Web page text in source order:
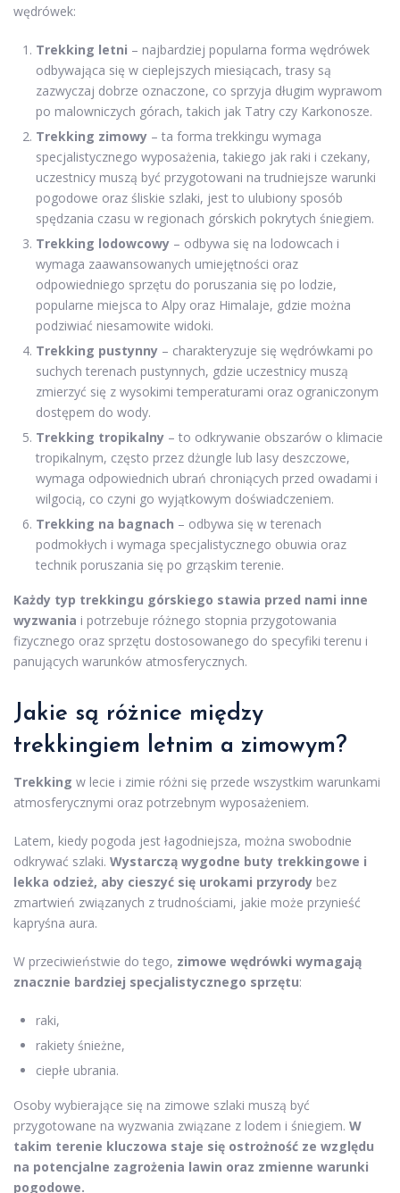
wędrówek:
Trekking letni – najbardziej popularna forma wędrówek
odbywająca się w cieplejszych miesiącach, trasy są
zazwyczaj dobrze oznaczone, co sprzyja długim wyprawom
po malowniczych górach, takich jak Tatry czy Karkonosze.
Trekking zimowy – ta forma trekkingu wymaga
specjalistycznego wyposażenia, takiego jak raki i czekany,
uczestnicy muszą być przygotowani na trudniejsze warunki
pogodowe oraz śliskie szlaki, jest to ulubiony sposób
spędzania czasu w regionach górskich pokrytych śniegiem.
Trekking lodowcowy – odbywa się na lodowcach i
wymaga zaawansowanych umiejętności oraz
odpowiedniego sprzętu do poruszania się po lodzie,
popularne miejsca to Alpy oraz Himalaje, gdzie można
podziwiać niesamowite widoki.
Trekking pustynny – charakteryzuje się wędrówkami po
suchych terenach pustynnych, gdzie uczestnicy muszą
zmierzyć się z wysokimi temperaturami oraz ograniczonym
dostępem do wody.
Trekking tropikalny – to odkrywanie obszarów o klimacie
tropikalnym, często przez dżungle lub lasy deszczowe,
wymaga odpowiednich ubrań chroniących przed owadami i
wilgocią, co czyni go wyjątkowym doświadczeniem.
Trekking na bagnach – odbywa się w terenach
podmokłych i wymaga specjalistycznego obuwia oraz
technik poruszania się po grząskim terenie.
Każdy typ trekkingu górskiego stawia przed nami inne
wyzwania i potrzebuje różnego stopnia przygotowania
fizycznego oraz sprzętu dostosowanego do specyfiki terenu i
panujących warunków atmosferycznych.
Jakie są różnice między
trekkingiem letnim a zimowym?
Trekking w lecie i zimie różni się przede wszystkim warunkami
atmosferycznymi oraz potrzebnym wyposażeniem.
Latem, kiedy pogoda jest łagodniejsza, można swobodnie
odkrywać szlaki. Wystarczą wygodne buty trekkingowe i
lekka odzież, aby cieszyć się urokami przyrody bez
zmartwień związanych z trudnościami, jakie może przynieść
kapryśna aura.
W przeciwieństwie do tego, zimowe wędrówki wymagają
znacznie bardziej specjalistycznego sprzętu:
raki,
rakiety śnieżne,
ciepłe ubrania.
Osoby wybierające się na zimowe szlaki muszą być
przygotowane na wyzwania związane z lodem i śniegiem. W
takim terenie kluczowa staje się ostrożność ze względu
na potencjalne zagrożenia lawin oraz zmienne warunki
pogodowe.